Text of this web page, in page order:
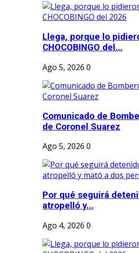
Llega, porque lo
CHOCOBINGO del...
Ago 5, 2026 0
Comunicado de
de Coronel Suarez
Ago 5, 2026 0
Por qué seguirá
atropelló y...
Ago 4, 2026 0